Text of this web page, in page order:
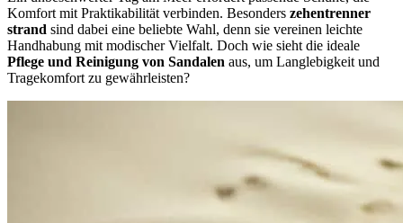
Komfort mit Praktikabilität verbinden. Besonders zehentrenner
strand sind dabei eine beliebte Wahl, denn sie vereinen leichte
Handhabung mit modischer Vielfalt. Doch wie sieht die ideale
Pflege und Reinigung von Sandalen aus, um Langlebigkeit und
Tragekomfort zu gewährleisten?